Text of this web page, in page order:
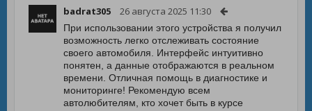
badrat305 26 августа 2025 11:30
При использовании этого устройства я получил
возможность легко отслеживать состояние
своего автомобиля. Интерфейс интуитивно
понятен, а данные отображаются в реальном
времени. Отличная помощь в диагностике и
мониторинге! Рекомендую всем
автолюбителям, кто хочет быть в курсе